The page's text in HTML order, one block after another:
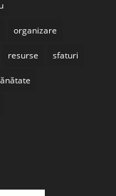
organizare
resurse sfaturi